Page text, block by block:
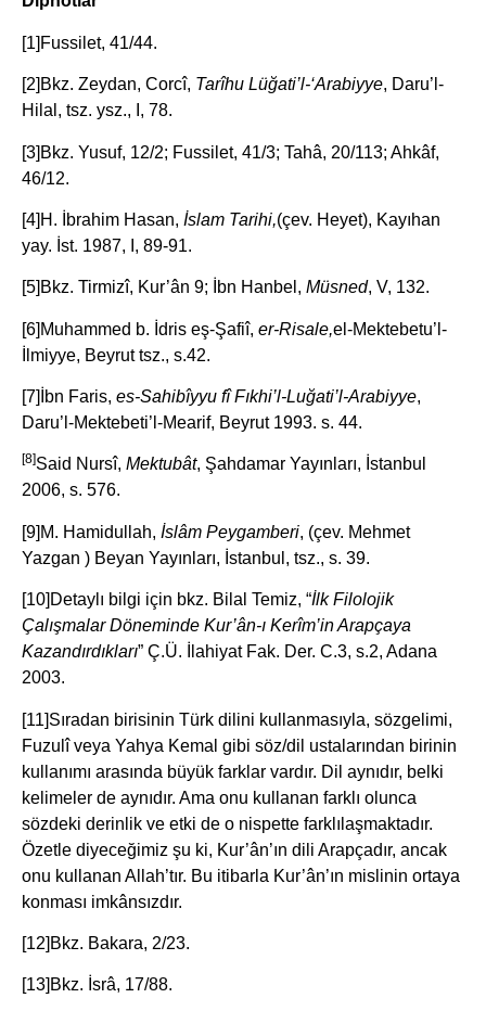
[1]Fussilet, 41/44.
[2]Bkz. Zeydan, Corcî, Tarîhu Lüğati’l-‘Arabiyye, Daru’l-
Hilal, tsz. ysz., I, 78.
[3]Bkz. Yusuf, 12/2; Fussilet, 41/3; Tahâ, 20/113; Ahkâf,
46/12.
[4]H. İbrahim Hasan, İslam Tarihi,(çev. Heyet), Kayıhan
yay. İst. 1987, I, 89-91.
[5]Bkz. Tirmizî, Kur’ân 9; İbn Hanbel, Müsned, V, 132.
[6]Muhammed b. İdris eş-Şafiî, er-Risale,el-Mektebetu’l-
İlmiyye, Beyrut tsz., s.42.
[7]İbn Faris, es-Sahibîyyu fî Fıkhi’l-Luğati’l-Arabiyye,
Daru’l-Mektebeti’l-Mearif, Beyrut 1993. s. 44.
[8]Said Nursî, Mektubât, Şahdamar Yayınları, İstanbul
2006, s. 576.
[9]M. Hamidullah, İslâm Peygamberi, (çev. Mehmet
Yazgan ) Beyan Yayınları, İstanbul, tsz., s. 39.
[10]Detaylı bilgi için bkz. Bilal Temiz, “İlk Filolojik
Çalışmalar Döneminde Kur’ân-ı Kerîm’in Arapçaya
Kazandırdıkları” Ç.Ü. İlahiyat Fak. Der. C.3, s.2, Adana
2003.
[11]Sıradan birisinin Türk dilini kullanmasıyla, sözgelimi,
Fuzulî veya Yahya Kemal gibi söz/dil ustalarından birinin
kullanımı arasında büyük farklar vardır. Dil aynıdır, belki
kelimeler de aynıdır. Ama onu kullanan farklı olunca
sözdeki derinlik ve etki de o nispette farklılaşmaktadır.
Özetle diyeceğimiz şu ki, Kur’ân’ın dili Arapçadır, ancak
onu kullanan Allah’tır. Bu itibarla Kur’ân’ın mislinin ortaya
konması imkânsızdır.
[12]Bkz. Bakara, 2/23.
[13]Bkz. İsrâ, 17/88.